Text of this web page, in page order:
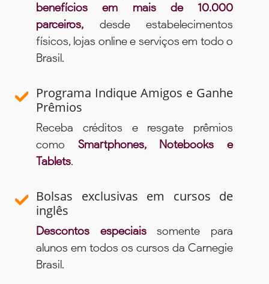
benefícios em mais de 10.000
parceiros, desde estabelecimentos
físicos, lojas online e serviços em todo o
Brasil.
Programa Indique Amigos e Ganhe
Prêmios
Receba créditos e resgate prêmios
como Smartphones, Notebooks e
Tablets.
Bolsas exclusivas em cursos de
inglês
Descontos especiaissomente para
alunos em todos os cursos da Carnegie
Brasil.